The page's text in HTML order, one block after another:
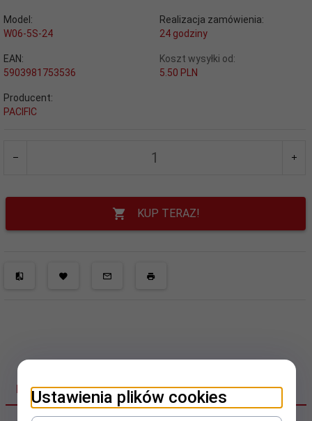
Model:
W06-5S-24
Realizacja zamówienia:
24 godziny
EAN:
5903981753536
Koszt wysyłki od:
5.50 PLN
Producent:
PACIFIC
KUP TERAZ!
DANE TECHNICZNE
Ustawienia plików cookies